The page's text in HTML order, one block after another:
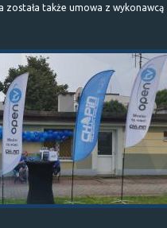
została także umowa z wykonawcą